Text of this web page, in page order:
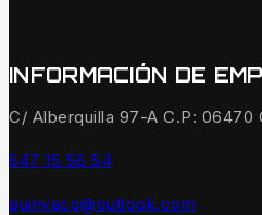
INFORMACIÓN DE
C/ Alberquilla 97-A C.P: 06470
647 15 56 54
quinvaco@outlook.com